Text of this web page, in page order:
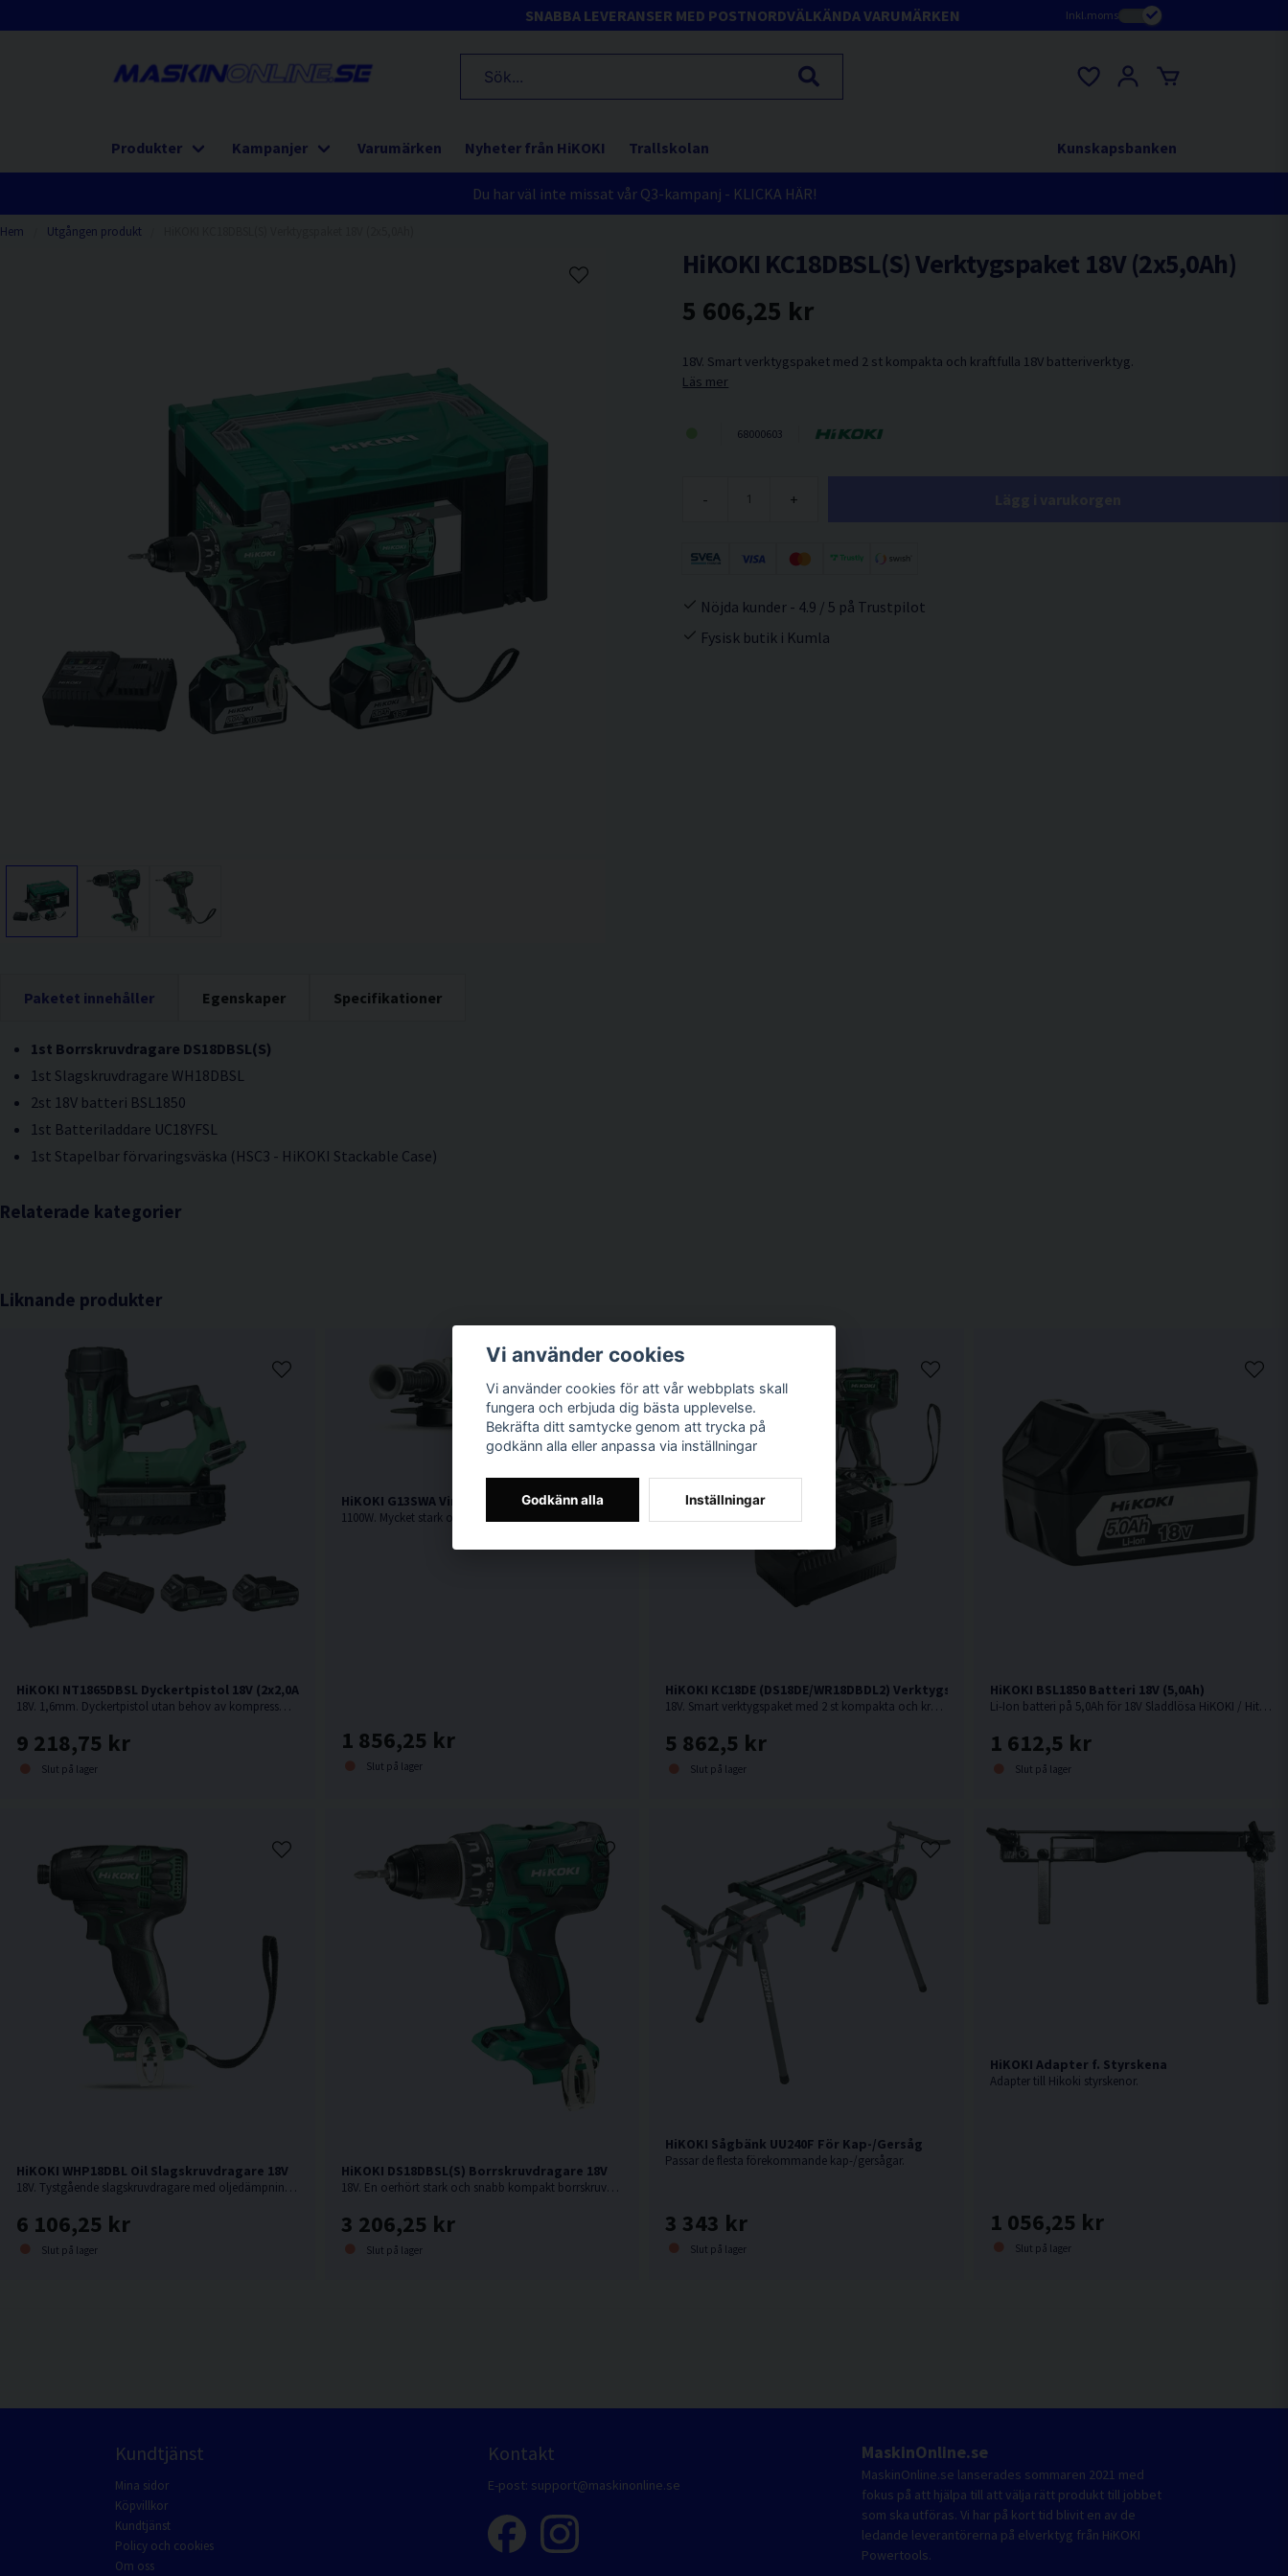
SNABBA LEVERANSER MED POSTNORDVÄLKÄNDA VARUMÄRKEN Inkl.moms
Produkter Kampanjer Varumärken Nyheter från HiKOKI Trallskolan Kunskapsbanken
Du har väl inte missat vår Q3-kampanj - KLICKA HÄR!
Hem Utgången produkt
Paketet innehåller Egenskaper Specifikationer
1st Borrskruvdragare DS18DBSL(S)
1st Slagskruvdragare WH18DBSL
2st 18V batteri BSL1850
1st Batteriladdare UC18YFSL
1st Stapelbar förvaringsväska (HSC3 - HiKOKI Stackable Case)
Relaterade kategorier
HiKOKI KC18DBSL(S) Verktygspaket 18V (2x5,0Ah)
5 606,25 kr
18V. Smart verktygspaket med 2 st kompakta och kraftfulla 18V batteriverktyg.
Läs mer
68000603
- +
Nöjda kunder - 4.9 / 5 på Trustpilot
Fysisk butik i Kumla
Liknande produkter
HiKOKI NT1865DBSL Dyckertpistol 18V (2x2,0Ah)
18V. 1,6mm. Dyckertpistol utan behov av kompressor, slang eller gas.
9 218,75 kr
Slut på lager
HiKOKI G13SWA Vinkelslip 125mm (1100W)
1 856,25 kr
Slut på lager
HiKOKI KC18DE (DS18DE/WR18DBDL2) Verktygspaket 18V (2x5,0Ah)
18V. Smart verktygspaket med 2 st kompakta och kraftfulla 18V batteriverktyg.
5 862,5 kr
Slut på lager
HiKOKI BSL1850 Batteri 18V (5,0Ah)
Li-Ion batteri på 5,0Ah för 18V Sladdlösa HiKOKI / Hitachi maskiner med Slide batterifäste.
1 612,5 kr
Slut på lager
HiKOKI WHP18DBL Oil Slagskruvdragare 18V
18V. Tystgående slagskruvdragare med oljedämpning, perfekt i bullerkänsliga miljöer.
6 106,25 kr
Slut på lager
HiKOKI DS18DBSL(S) Borrskruvdragare 18V
18V. En oerhört stark och snabb kompakt borrskruvdragare från Hikoki.
3 206,25 kr
Slut på lager
HiKOKI Sågbänk UU240F För Kap-/Gersåg
Passar de flesta förekommande kap-/gersågar.
3 343 kr
Slut på lager
HiKOKI Adapter f. Styrskena
Adapter till Hikoki styrskenor.
1 056,25 kr
Slut på lager
Kundtjänst
Mina sidor
Köpvillkor
Kundtjänst
Policy och cookies
Om oss
Kontakt
E-post: support@maskinonline.se
MaskinOnline.se
MaskinOnline.se lanserades sommaren 2021 med
fokus på att hjälpa till att välja rätt produkt till jobbet
som ska utföras. Vi har på kort tid blivit en av de
ledande leverantörerna på elverktyg från HiKOKI
Powertools.
Vi använder cookies
Vi använder cookies för att vår webbplats skall
fungera och erbjuda dig bästa upplevelse.
Bekräfta ditt samtycke genom att trycka på
godkänn alla eller anpassa via inställningar
Godkänn alla Inställningar